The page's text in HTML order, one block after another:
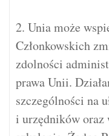
2. Unia może
Członkowskich
zdolności
prawa Unii.
szczególności na
i urzędników oraz